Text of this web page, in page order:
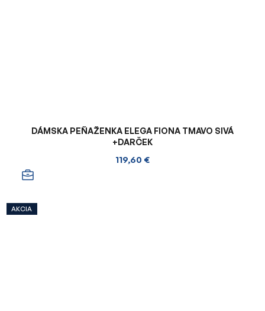
DÁMSKA PEŇAŽENKA ELEGA FIONA TMAVO SIVÁ
+DARČEK
119,60 €
AKCIA